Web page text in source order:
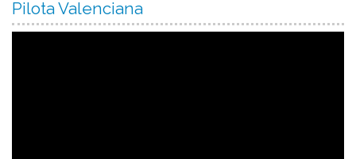
Pilota Valenciana